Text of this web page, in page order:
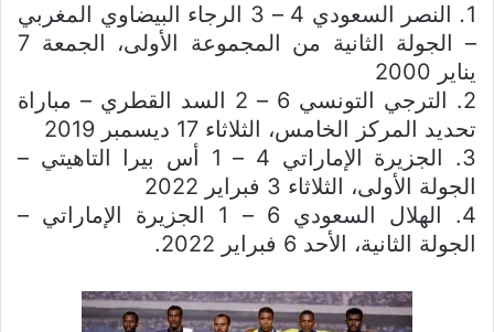
1
. النصر
السعودي 4 – 3 الرجاء البيضاوي المغربي
– الجولة الثانية من المجموعة الأولى، الجمعة 7
يناير 2000
2. الترجي التونسي 6 – 2 السد القطري – مباراة
تحديد المركز الخامس، الثلاثاء 17 ديسمبر 2019
3. الجزيرة الإماراتي 4 – 1 أس بيرا التاهيتي –
الجولة الأولى، الثلاثاء 3 فبراير 2022
4. الهلال السعودي 6 – 1 الجزيرة الإماراتي –
الجولة الثانية، الأحد 6 فبراير 2022.